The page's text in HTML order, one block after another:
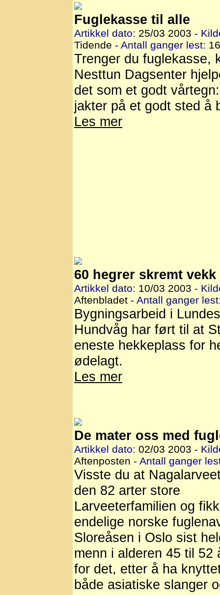
Fuglekasse til alle
Artikkel dato: 25/03 2003 -
Tidende - Antall ganger lest:
Trenger du fuglekasse,
Nesttun Dagsenter
det som et godt
jakter på et godt sted å
Les mer
60 hegrer skremt
Artikkel dato: 10/03 2003 -
Aftenbladet - Antall ganger
Bygningsarbeid i
Hundvåg har ført til at
eneste hekkeplass for
ødelagt.
Les mer
De mater oss med
Artikkel dato: 02/03 2003 -
Aftenposten - Antall ganger
Visste du at
den 82 arter store
Larveeterfamilien og
endelige norske
Sloreåsen i Oslo sist
menn i alderen 45 til 52
for det, etter å ha
både asiatiske slanger